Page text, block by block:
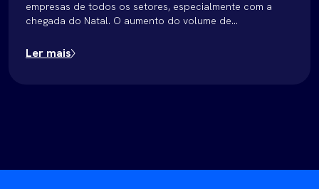
empresas de todos os setores, especialmente com a
chegada do Natal. O aumento do volume de
exigências de agilidade no transporte podem ser
Ler mais